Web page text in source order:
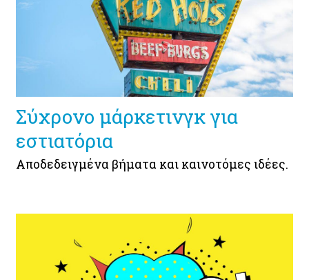
Σύχρονο μάρκετινγκ για
εστιατόρια
Αποδεδειγμένα βήματα και καινοτόμες ιδέες.